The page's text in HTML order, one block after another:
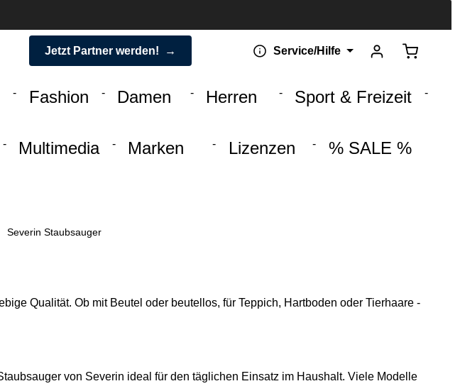
Jetzt Partner werden! Service/Hilfe
Fashion Damen Herren Sport & Freizeit
Multimedia Marken Lizenzen % SALE %
Severin Staubsauger
Qualität. Ob mit Beutel oder beutellos, für Teppich, Hartboden oder Tierhaare -
von Severin ideal für den täglichen Einsatz im Haushalt. Viele Modelle